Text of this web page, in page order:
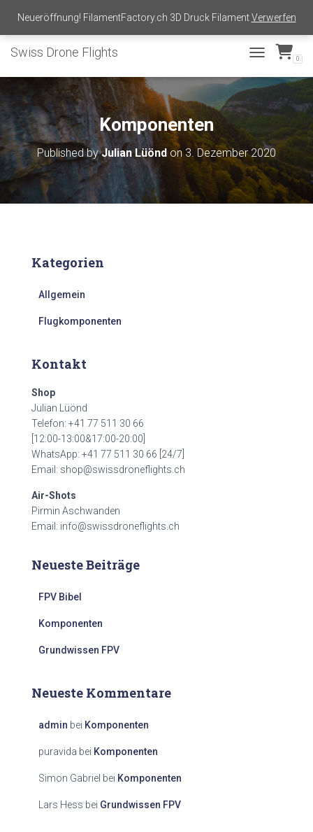
Neueröffnung! FilamentFactory.ch 3D Druck FilamentVerwerfen
shop@swissdroneflights.ch +41 77 511 30 66
Swiss Drone Flights
TOGGLE 0
Komponenten
Published byJulian Lüönd on3. Dezember 2020
Kategorien
Allgemein
Flugkomponenten
Kontakt
Shop
Julian Lüönd
Telefon: +41 77 511 30 66
[12:00-13:00&17:00-20:00]
WhatsApp: +41 77 511 30 66 [24/7]
Email: shop@swissdroneflights.ch
Air-Shots
Pirmin Aschwanden
Email: info@swissdroneflights.ch
Neueste Beiträge
FPV Bibel
Komponenten
Grundwissen FPV
Neueste Kommentare
admin bei Komponenten
puravida bei Komponenten
Simon Gabriel bei Komponenten
Lars Hess bei Grundwissen FPV